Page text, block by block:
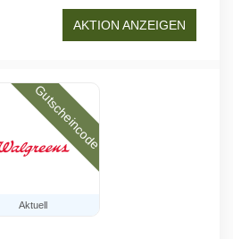
AKTION ANZEIGEN
Aktuell
Gutscheincode